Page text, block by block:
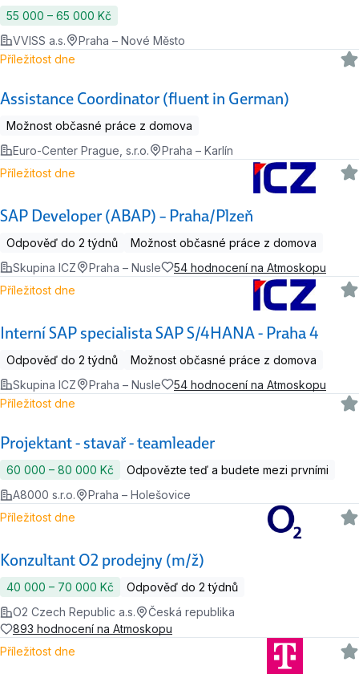
55 000 ‍–‍ 65 000 Kč
VVISS a.s.
Praha – Nové Město
Assistance Coordinator (fluent in German)
Příležitost dne
Možnost občasné práce z domova
Euro-Center Prague, s.r.o.
Praha – Karlín
SAP Developer (ABAP) – Praha/Plzeň
Příležitost dne
Odpověď do 2 týdnů
Možnost občasné práce z domova
Skupina ICZ
Praha – Nusle 54 hodnocení na Atmoskopu
Interní SAP specialista SAP S/4HANA - Praha 4
Příležitost dne
Odpověď do 2 týdnů
Možnost občasné práce z domova
Skupina ICZ
Praha – Nusle 54 hodnocení na Atmoskopu
Projektant - stavař - teamleader
Příležitost dne
60 000 ‍–‍ 80 000 Kč
Odpovězte teď a budete mezi prvními
A8000 s.r.o.
Praha – Holešovice
Konzultant O2 prodejny (m/ž)
Příležitost dne
40 000 ‍–‍ 70 000 Kč
Odpověď do 2 týdnů
O2 Czech Republic a.s.
Česká republika
893 hodnocení na Atmoskopu
Příležitost dne